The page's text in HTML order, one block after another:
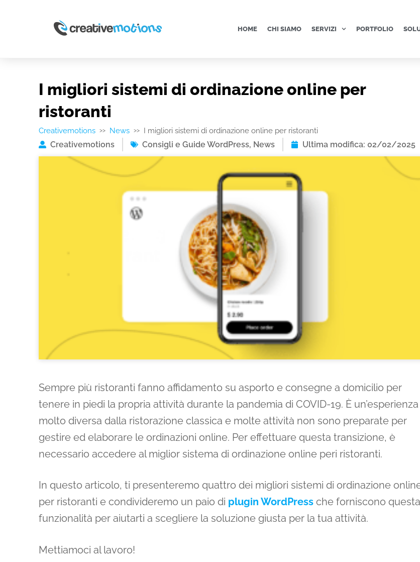
HOME CHI SIAMO SERVIZI PORTFOLIO
I migliori sistemi di ordinazione online per
ristoranti
Creativemotions >> News >> I migliori sistemi di ordinazione online per ristoranti
Creativemotions Consigli e Guide WordPress, News Ultima modifica: 02/02/2025
Sempre più ristoranti fanno affidamento su asporto e consegne a domicilio per
tenere in piedi la propria attività durante la pandemia di COVID-19. È un’esperienza
molto diversa dalla ristorazione classica e molte attività non sono preparate per
gestire ed elaborare le ordinazioni online. Per effettuare questa transizione, è
necessario accedere al miglior sistema di ordinazione online peri ristoranti.
In questo articolo, ti presenteremo quattro dei migliori sistemi di ordinazione
per ristoranti e condivideremo un paio di plugin WordPress che forniscono questa
funzionalità per aiutarti a scegliere la soluzione giusta per la tua attività.
Mettiamoci al lavoro!